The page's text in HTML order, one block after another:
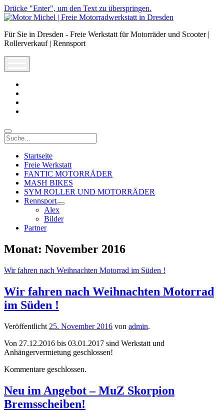
Drücke "Enter", um den Text zu überspringen.
Motor
|
Freie
Dresden
Für Sie in Dresden - Freie Werkstatt für Motorräder und Scooter |
Rollerverkauf | Rennsport
Suche
Startseite
Freie Werkstatt
FANTIC MOTORRÄDER
MASH BIKES
SYM ROLLER UND MOTORRÄDER
Rennsport
open
menu
Alex
Bilder
Partner
Monat: November 2016
Wir fahren nach Weihnachten Motorrad im Süden !
Wir fahren nach Weihnachten Motorrad
im Süden !
Veröffentlicht 25. November 2016 von admin.
Von 27.12.2016 bis 03.01.2017 sind Werkstatt und
Anhängervermietung geschlossen!
Kommentare geschlossen.
Neu im Angebot – MuZ Skorpion
Bremsscheiben!